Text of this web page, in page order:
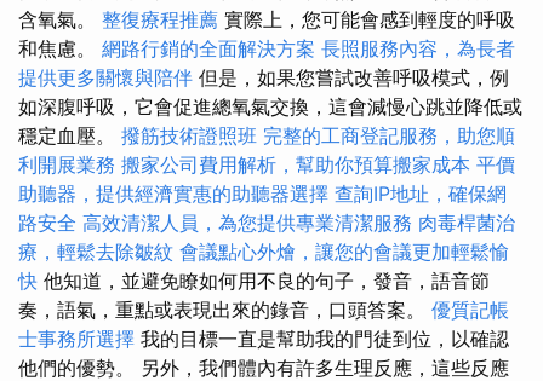
含氧氣。 整復療程推薦 實際上，您可能會感到輕度的呼吸
和焦慮。 網路行銷的全面解決方案 長照服務內容，為長者
提供更多關懷與陪伴 但是，如果您嘗試改善呼吸模式，例
如深腹呼吸，它會促進總氧氣交換，這會減慢心跳並降低或
穩定血壓。 撥筋技術證照班 完整的工商登記服務，助您順
利開展業務 搬家公司費用解析，幫助你預算搬家成本 平價
助聽器，提供經濟實惠的助聽器選擇 查詢IP地址，確保網
路安全 高效清潔人員，為您提供專業清潔服務 肉毒桿菌治
療，輕鬆去除皺紋 會議點心外燴，讓您的會議更加輕鬆愉
快 他知道，並避免瞭如何用不良的句子，發音，語音節
奏，語氣，重點或表現出來的錄音，口頭答案。 優質記帳
士事務所選擇 我的目標一直是幫助我的門徒到位，以確認
他們的優勢。 另外，我們體內有許多生理反應，這些反應